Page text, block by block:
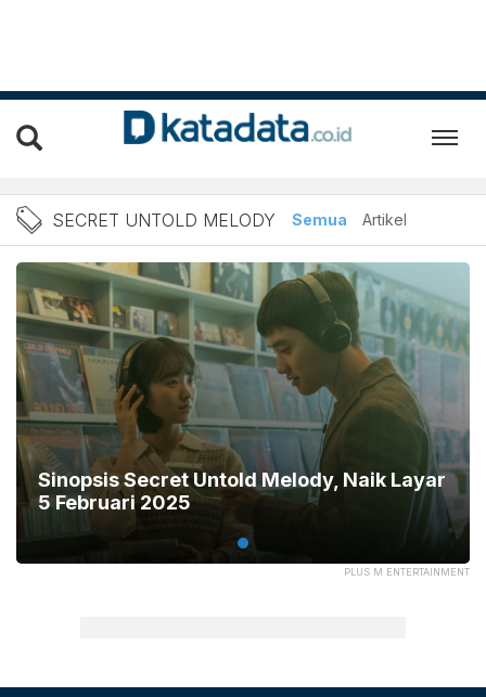
Berita Secret Untold
SECRET UNTOLD MELODY Semua Artikel
PLUS M ENTERTAINMENT
Sinopsis Secret Untold Melody, Naik Layar
5 Februari 2025